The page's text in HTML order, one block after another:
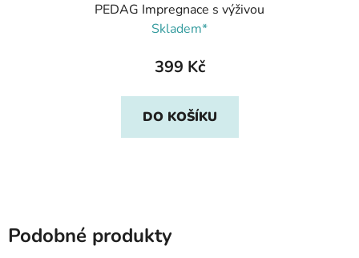
PEDAG Impregnace s výživou
Skladem*
399 Kč
DO KOŠÍKU
Podobné produkty